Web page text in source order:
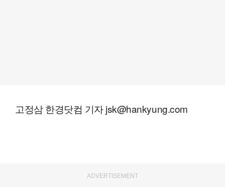
고정삼 한경닷컴 기자 jsk@hankyung.com
ADVERTISEMENT